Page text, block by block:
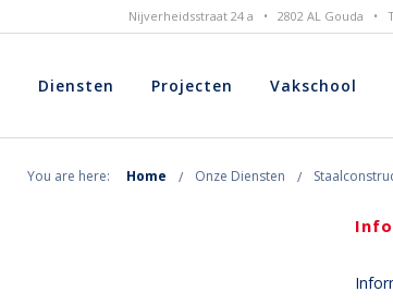
Nijverheidsstraat 24 a • 2802 AL Gouda •
Diensten Projecten Vakschool
You are here: Home Onze Diensten